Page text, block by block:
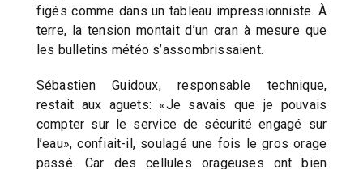
figés comme dans un tableau impressionniste. À
terre, la tension montait d’un cran à mesure que
les bulletins météo s’assombrissaient.
Sébastien Guidoux, responsable technique,
restait aux aguets: «Je savais que je pouvais
compter sur le service de sécurité engagé sur
l’eau», confiait-il, soulagé une fois le gros orage
passé. Car des cellules orageuses ont bien